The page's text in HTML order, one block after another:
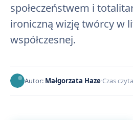
społeczeństwem i
ironiczną wizję twórcy w
współczesnej.
Autor: Małgorzata Haze Czas